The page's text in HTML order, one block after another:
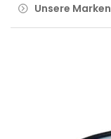
Unsere Marken